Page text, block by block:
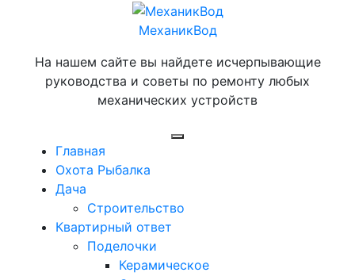
МеханикВод
На нашем сайте вы найдете исчерпывающие
руководства и советы по ремонту любых
механических устройств
Главная
Охота Рыбалка
Дача
Строительство
Квартирный ответ
Поделочки
Керамическое